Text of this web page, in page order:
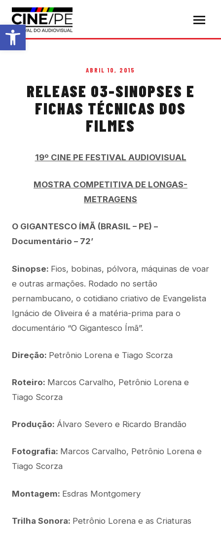
Abrir a barra de ferramentas
ABRIL 10, 2015
RELEASE 03-SINOPSES E
FICHAS TÉCNICAS DOS
FILMES
19º CINE PE FESTIVAL AUDIOVISUAL
MOSTRA COMPETITIVA DE LONGAS-
METRAGENS
O GIGANTESCO ÍMÃ (BRASIL – PE) –
Documentário – 72’
Sinopse: Fios, bobinas, pólvora, máquinas de voar
e outras armações. Rodado no sertão
pernambucano, o cotidiano criativo de Evangelista
Ignácio de Oliveira é a matéria-prima para o
documentário “O Gigantesco Ímã”.
Direção: Petrônio Lorena e Tiago Scorza
Roteiro: Marcos Carvalho, Petrônio Lorena e
Tiago Scorza
Produção: Álvaro Severo e Ricardo Brandão
Fotografia: Marcos Carvalho, Petrônio Lorena e
Tiago Scorza
Montagem: Esdras Montgomery
Trilha Sonora: Petrônio Lorena e as Criaturas